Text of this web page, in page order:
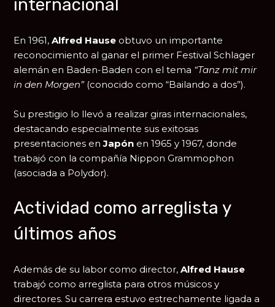
internacional
En 1961,Alfred Hause obtuvo un importante
reconocimiento al ganar el primer Festival Schlager
alemán en Baden-Baden con el tema “Tanz mit mir
in den Morgen”(conocido como “Bailando a dos”).
Su prestigio lo llevó a realizar giras internacionales,
destacando especialmente sus exitosas
presentaciones enJapón en 1965 y 1967, donde
trabajó con la compañía Nippon Grammophon
(asociada a Polydor).
Actividad como arreglista y
últimos años
Además de su labor como director,Alfred Hause
trabajó como arreglista para otros músicos y
directores. Su carrera estuvo estrechamente ligada a